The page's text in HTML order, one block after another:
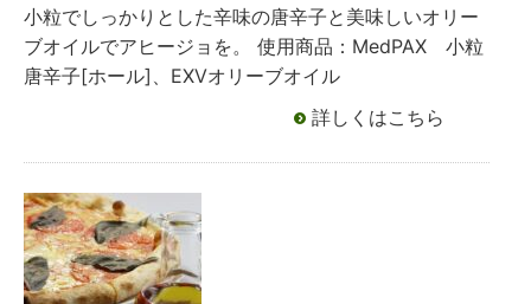
小粒でしっかりとした辛味の唐辛子と美味しいオリー
ブオイルでアヒージョを。 使用商品：MedPAX 小粒
唐辛子[ホール]、EXVオリーブオイル
詳しくはこちら